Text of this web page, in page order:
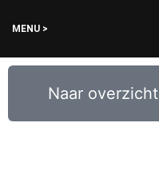
MENU >
Naar overzicht
0,00